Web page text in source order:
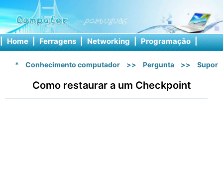
| Home | Ferragens | Networking | Programação |
* Conhecimento computador >> Pergunta >>
Como restaurar a um Checkpoint